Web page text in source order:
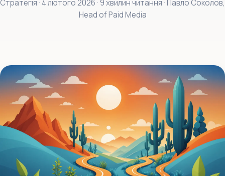
Стратегія · 4 лютого 2026 · 9 хвилин читання · Павло Соколов,
Head of Paid Media